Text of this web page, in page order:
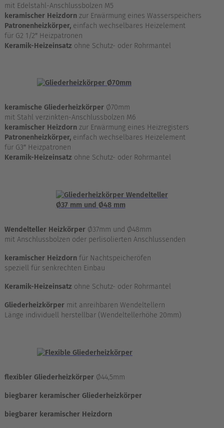
mit Edelstahl-Anschlussbolzen M5
keramischer Heizdorn zur Erwärmung eines Wasserspeichers
Patronenheizkörper, einfach wechselbares Heizelement
für G2 1/2″ Heizpatronen
Keramik-Heizeinsatz ohne Schutz- oder Rohrmantel
keramische Gliederheizkörper Ø70mm
mit Stahl verzinkten-Anschlussbolzen M6
keramischer Heizdorn zur Erwärmung eines Heizregisters
Patronenheizkörper, einfach wechselbares Heizelement
für G3″ Heizpatronen
Keramik-Heizeinsatz ohne Schutz- oder Rohrmantel
Wendelteller Heizkörper Ø37mm und Ø48mm
mit Anschlussbolzen oder perlisolierten Anschlussenden
keramischer Heizdorn für Nachtspeicheröfen
speziell für senkrechten Einbau
Keramik-Heizeinsatz ohne Schutz- oder Rohrmantel
Gliederheizkörpermit anreihbaren Wendeltellern
Länge individuell herstellbar (Wendeltellerhöhe 20mm)
flexibler Gliederheizkörper Ø44,5mm
biegbarer keramischer Gliederheizkörper
biegbarer keramischer Heizdorn